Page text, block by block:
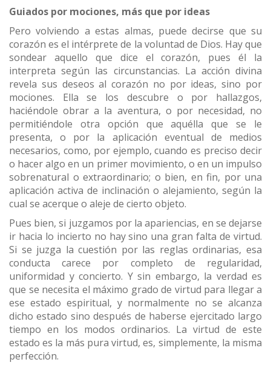
Guiados por mociones, más que por ideas
Pero volviendo a estas almas, puede decirse que su
corazón es el intérprete de la voluntad de Dios. Hay que
sondear aquello que dice el corazón, pues él la
interpreta según las circunstancias. La acción divina
revela sus deseos al corazón no por ideas, sino por
mociones. Ella se los descubre o por hallazgos,
haciéndole obrar a la aventura, o por necesidad, no
permitiéndole otra opción que aquélla que se le
presenta, o por la aplicación eventual de medios
necesarios, como, por ejemplo, cuando es preciso decir
o hacer algo en un primer movimiento, o en un impulso
sobrenatural o extraordinario; o bien, en fin, por una
aplicación activa de inclinación o alejamiento, según la
cual se acerque o aleje de cierto objeto.
Pues bien, si juzgamos por la apariencias, en se dejarse
ir hacia lo incierto no hay sino una gran falta de virtud.
Si se juzga la cuestión por las reglas ordinarias, esa
conducta carece por completo de regularidad,
uniformidad y concierto. Y sin embargo, la verdad es
que se necesita el máximo grado de virtud para llegar a
ese estado espiritual, y normalmente no se alcanza
dicho estado sino después de haberse ejercitado largo
tiempo en los modos ordinarios. La virtud de este
estado es la más pura virtud, es, simplemente, la misma
perfección.